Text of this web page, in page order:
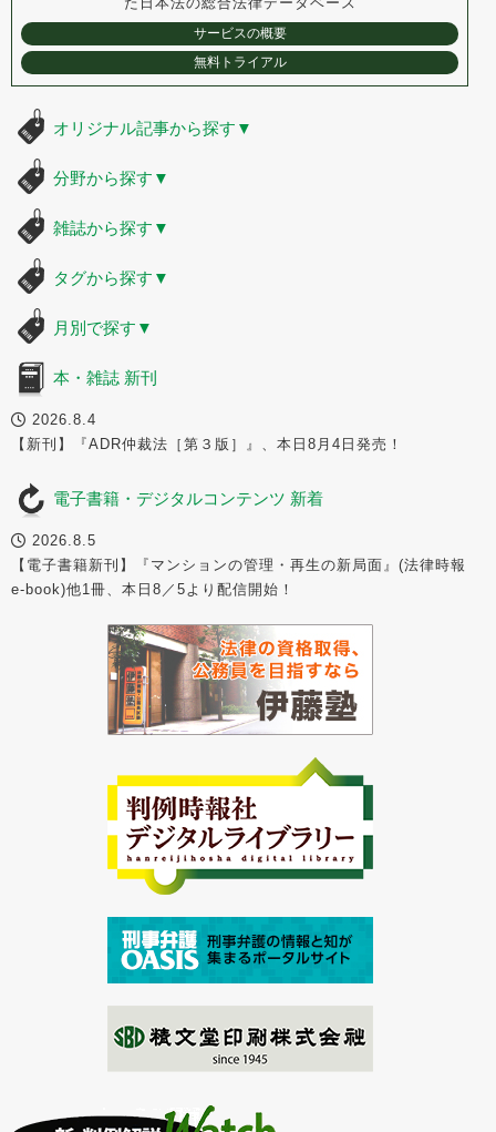
サービスの概要
無料トライアル
オリジナル記事から探す ▼
分野から探す ▼
雑誌から探す ▼
タグから探す ▼
月別で探す ▼
本・雑誌 新刊
2026.8.4
【新刊】『ADR仲裁法［第３版］』、本日8月4日発売！
電子書籍・デジタルコンテンツ 新着
2026.8.5
【電子書籍新刊】『マンションの管理・再生の新局面』(法律時報
e-book)他1冊、本日8／5より配信開始！